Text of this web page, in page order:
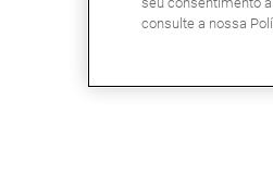
consulte a nossa